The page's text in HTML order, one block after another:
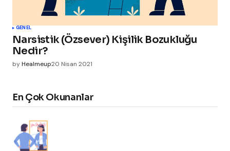
GENEL
Narsistik (Özsever) Kişilik Bozukluğu
Nedir?
byHealmeup20 Nisan 2021
En Çok Okunanlar